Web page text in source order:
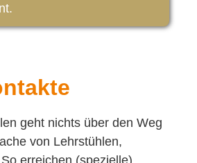
geht nichts über den Weg
von Lehrstühlen,
erreichen (spezielle)